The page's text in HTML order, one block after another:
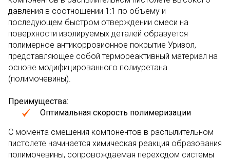
давления в соотношении 1:1 по объему и
последующем быстром отверждении смеси на
поверхности изолируемых деталей образуется
полимерное антикоррозионное покрытие Уризол,
представляющее собой термореактивный материал на
основе модифицированного полиуретана
(полимочевины).
Преимущества:
Оптимальная скорость полимеризации
С момента смешения компонентов в распылительном
пистолете начинается химическая реакция образования
полимочевины, сопровождаемая переходом системы